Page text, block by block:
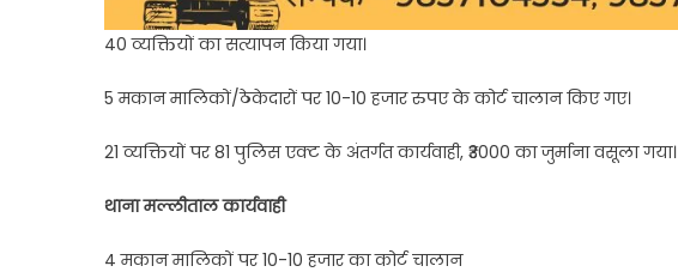
40 व्यक्तियों का सत्यापन किया गया।
5 मकान मालिकों/ठेकेदारों पर 10-10 हजार रुपए के कोर्ट चालान किए गए।
21 व्यक्तियों पर 81 पुलिस एक्ट के अंतर्गत कार्यवाही, ₹3000 का जुर्माना वसूला गया।
थाना मल्लीताल कार्यवाही
4 मकान मालिकों पर 10-10 हजार का कोर्ट चालान